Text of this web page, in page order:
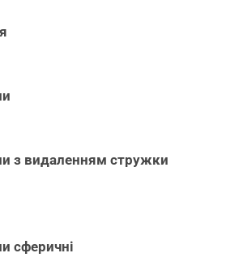
з видаленням стружки
сферичні